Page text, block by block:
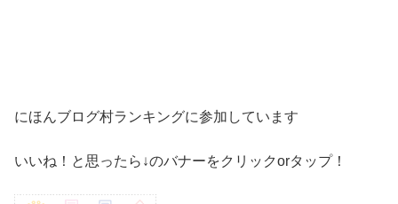
にほんブログ村ランキングに参加しています
いいね！と思ったら↓のバナーをクリックorタップ！